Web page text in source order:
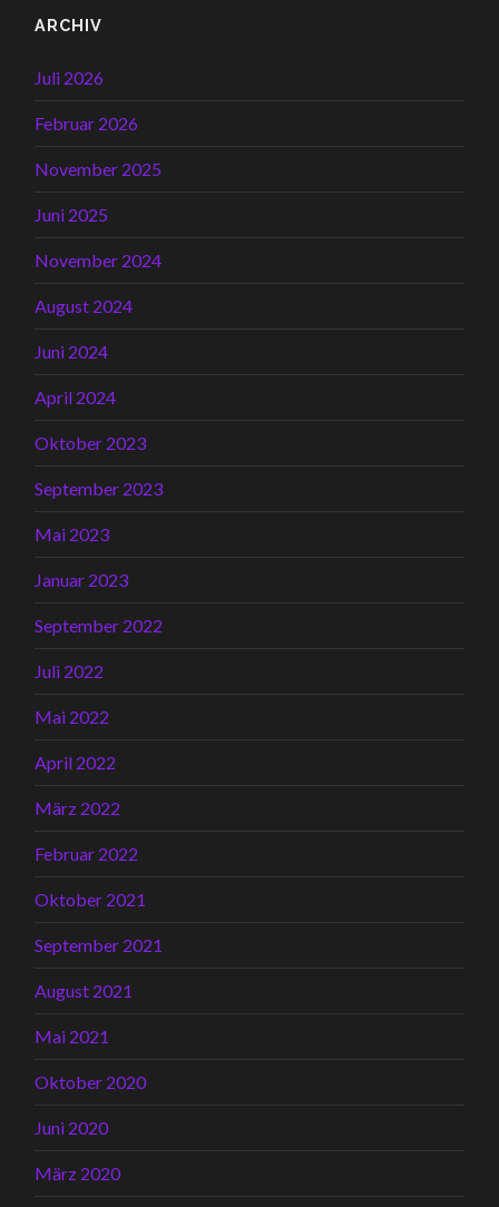
ARCHIV
Juli 2026
Februar 2026
November 2025
Juni 2025
November 2024
August 2024
Juni 2024
April 2024
Oktober 2023
September 2023
Mai 2023
Januar 2023
September 2022
Juli 2022
Mai 2022
April 2022
März 2022
Februar 2022
Oktober 2021
September 2021
August 2021
Mai 2021
Oktober 2020
Juni 2020
März 2020